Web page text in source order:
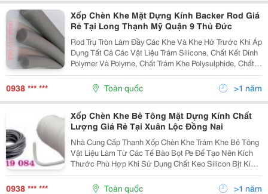
Xốp Chèn Khe Mặt Dựng Kính Backer Rod Giá
Rẻ Tại Long Thạnh Mỹ Quận 9 Thủ Đức
Rod Trụ Tròn Làm Đầy Các Khe Và Khe Hở Trước Khi Áp
Dụng Tất Cả Các Vật Liệu Trám Silicone, Chất Kết Dính
Polymer Và Polyme, Chất Trám Khe Polysulphide, Chất
Trám Kín Epoxy, Chất Trám Polyurethane ... Tiết Kiệm
0938 *** *** Toàn quốc >1 năm
Xốp Chèn Khe Bê Tông Mặt Dựng Kính Chất
Lượng Giá Rẻ Tại Xuân Lộc Đồng Nai
Nhà Cung Cấp Thanh Xốp Chèn Khe Trám Khe Bê Tông
Vật Liệu Làm Từ Các Tế Bào Bọt Pe Để Tạo Nên Kích
Thước Phù Hợp Khi Sử Dụng Chất Keo Silicon Bịt Kín
Các Loại Khe Bê Tông, Khe Kính, Khe Đá... 1/ Thông Số
Kỹ Thuật Thanh Xốp Chèn Khe Backer Rod - Vật...
0938 *** *** Toàn quốc >1 năm